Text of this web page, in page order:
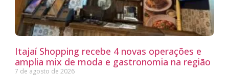
Itajaí Shopping recebe 4 novas operações e
amplia mix de moda e gastronomia na região
7 de agosto de 2026